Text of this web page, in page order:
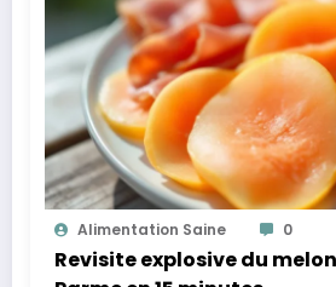
Alimentation Saine 0
Revisite explosive du